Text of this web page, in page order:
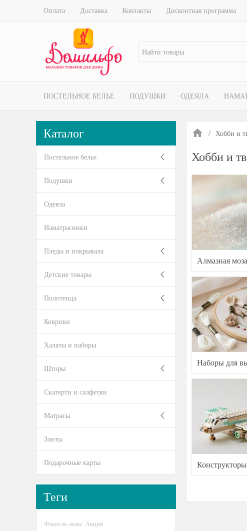
Оплата Доставка Контакты Дисконтная программа
ПОСТЕЛЬНОЕ БЕЛЬЕ ПОДУШКИ ОДЕЯЛА
Хобби и
Хобби и
Алмазная
Наборы для
Конструкторы
Каталог
Постельное белье
Подушки
Одеяла
Наматрасники
Пледы и покрывала
Детские товары
Полотенца
Коврики
Халаты и наборы
Шторы
Скатерти и салфетки
Матрасы
Зонты
Подарочные карты
Теги
Фланель-люкс Акция